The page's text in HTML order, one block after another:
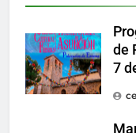
de
7